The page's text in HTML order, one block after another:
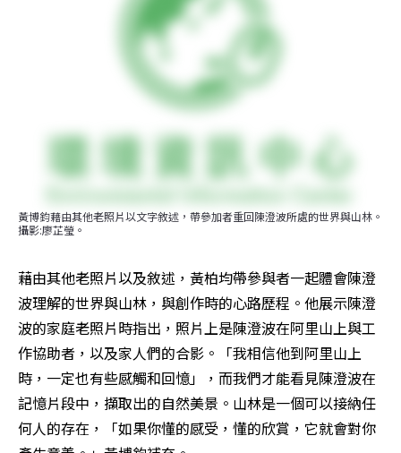
黃博鈞藉由其他老照片以文字敘述，帶參加者重回陳澄波所處的世界與山林。
攝影:廖芷瑩。
藉由其他老照片以及敘述，黃柏均帶參與者一起體會陳澄
波理解的世界與山林，與創作時的心路歷程。他展示陳澄
波的家庭老照片時指出，照片上是陳澄波在阿里山上與工
作協助者，以及家人們的合影。「我相信他到阿里山上
時，一定也有些感觸和回憶」，而我們才能看見陳澄波在
記憶片段中，擷取出的自然美景。山林是一個可以接納任
何人的存在，「如果你懂的感受，懂的欣賞，它就會對你